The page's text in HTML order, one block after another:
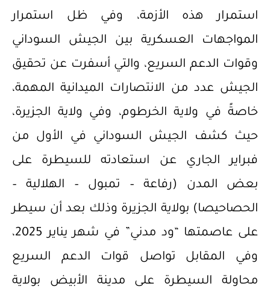
استمرار هذه الأزمة، وفي ظل استمرار
المواجهات العسكرية بين الجيش السوداني
وقوات الدعم السريع، والتي أسفرت عن تحقيق
الجيش عدد من الانتصارات الميدانية المهمة،
خاصةً في ولاية الخرطوم، وفي ولاية الجزيرة،
حيث كشف الجيش السوداني في الأول من
فبراير الجاري عن استعادته للسيطرة على
بعض المدن (رفاعة – تمبول – الهلالية –
الحصاحيصا) بولاية الجزيرة وذلك بعد أن سيطر
على عاصمتها “ود مدني” في شهر يناير 2025،
وفي المقابل تواصل قوات الدعم السريع
محاولة السيطرة على مدينة الأبيض بولاية